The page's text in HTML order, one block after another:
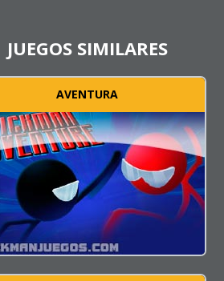
JUEGOS SIMILARES
AVENTURA